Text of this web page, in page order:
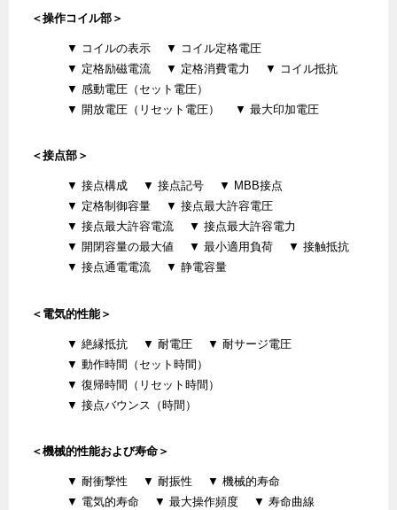
＜操作コイル部＞
▼ コイルの表示
▼ コイル定格電圧
▼ 定格励磁電流
▼ 定格消費電力
▼ コイル抵抗
▼ 感動電圧（セット電圧）
▼ 開放電圧（リセット電圧）
▼ 最大印加電圧
＜接点部＞
▼ 接点構成 ▼ 接点記号
▼ MBB接点
▼ 定格制御容量
▼ 接点最大許容電圧
▼ 接点最大許容電流
▼ 接点最大許容電力
▼ 開閉容量の最大値
▼ 最小適用負荷
▼ 接触抵抗
▼ 接点通電電流
▼ 静電容量
＜電気的性能＞
▼ 絶縁抵抗 ▼ 耐電圧
▼ 耐サージ電圧
▼ 動作時間（セット時間）
▼ 復帰時間（リセット時間）
▼ 接点バウンス（時間）
＜機械的性能および寿命＞
▼ 耐衝撃性 ▼ 耐振性
▼ 機械的寿命
▼ 電気的寿命
▼ 最大操作頻度 ▼ 寿命曲線